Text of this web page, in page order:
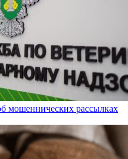
мошеннических рассылках